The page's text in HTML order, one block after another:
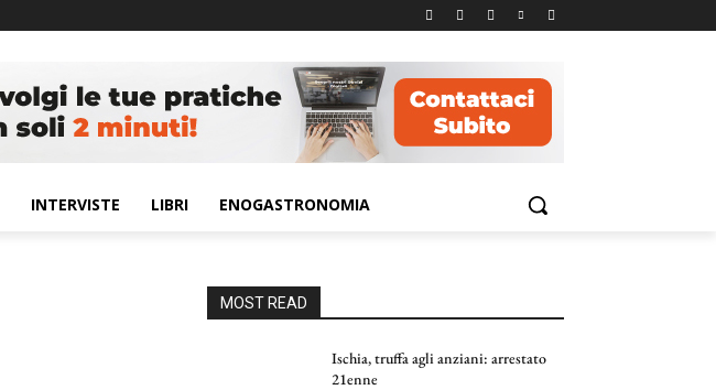
INTERVISTE LIBRI ENOGASTRONOMIA
MOST READ
Ischia, truffa agli anziani: arrestato
21enne